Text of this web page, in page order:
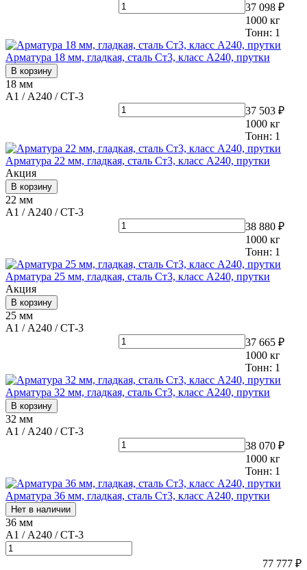
37 098 ₽
1000 кг
Тонн: 1
Арматура 18 мм, гладкая, сталь Ст3, класс А240, прутки
В корзину
18 мм
А1 / А240 / СТ-3
37 503 ₽
1000 кг
Тонн: 1
Арматура 22 мм, гладкая, сталь Ст3, класс А240, прутки
Акция
В корзину
22 мм
А1 / А240 / СТ-3
38 880 ₽
1000 кг
Тонн: 1
Арматура 25 мм, гладкая, сталь Ст3, класс А240, прутки
Акция
В корзину
25 мм
А1 / А240 / СТ-3
37 665 ₽
1000 кг
Тонн: 1
Арматура 32 мм, гладкая, сталь Ст3, класс А240, прутки
В корзину
32 мм
А1 / А240 / СТ-3
38 070 ₽
1000 кг
Тонн: 1
Арматура 36 мм, гладкая, сталь Ст3, класс А240, прутки
Нет в наличии
36 мм
А1 / А240 / СТ-3
77 777 ₽